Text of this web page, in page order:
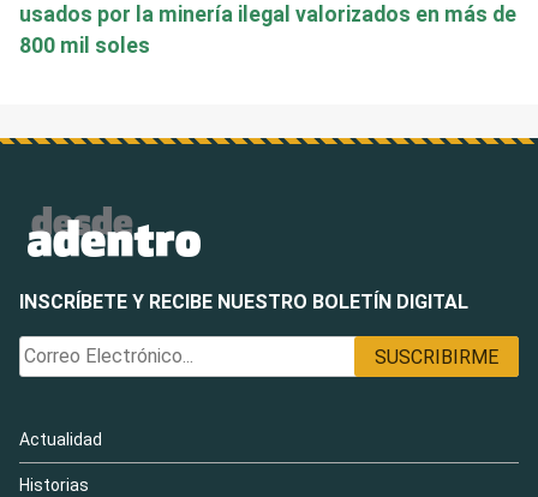
usados por la minería ilegal valorizados en más de
800 mil soles
INSCRÍBETE Y RECIBE NUESTRO BOLETÍN DIGITAL
Actualidad
Historias